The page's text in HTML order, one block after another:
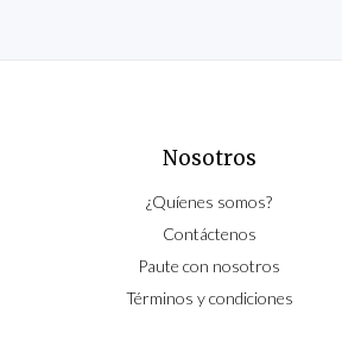
Nosotros
¿Quíenes somos?
Contáctenos
Paute con nosotros
Términos y condiciones